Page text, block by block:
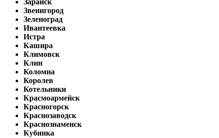
Звенигород
Зеленоград
Ивантеевка
Истра
Кашира
Климовск
Клин
Коломна
Королев
Котельники
Красмоармейск
Красногорск
Краснозаводск
Краснознаменск
Кубинка